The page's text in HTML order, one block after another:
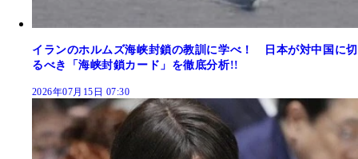
イランのホルムズ海峡封鎖の教訓に学べ！ 日本が対中国に切
るべき「海峡封鎖カード」を徹底分析!!
2026年07月15日 07:30